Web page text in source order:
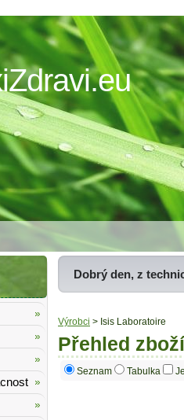
Dobrý den, z
Výrobci > Isis Laboratoire
Přehled
Seznam Tabulka